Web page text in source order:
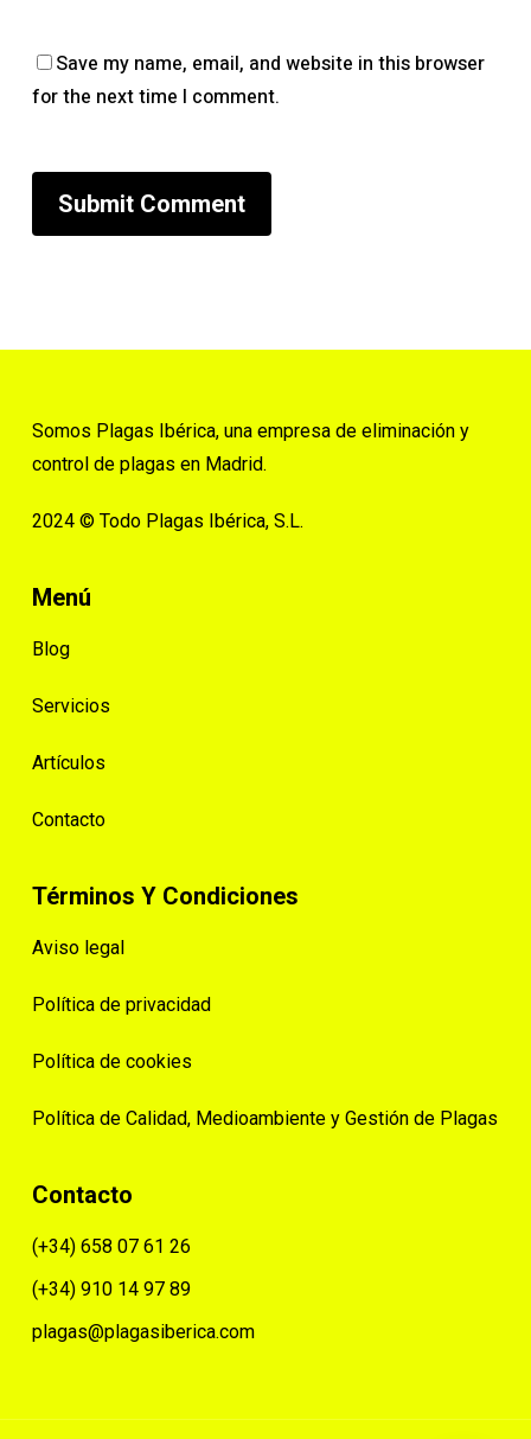
Save my name, email, and website in this browser
for the next time I comment.
Somos Plagas Ibérica, una empresa de eliminación y
control de plagas en Madrid.
2024 © Todo Plagas Ibérica, S.L.
Menú
Blog
Servicios
Artículos
Contacto
Términos Y Condiciones
Aviso legal
Política de privacidad
Política de cookies
Política de Calidad, Medioambiente y Gestión de Plagas
Contacto
(+34) 658 07 61 26
(+34) 910 14 97 89
plagas@plagasiberica.com